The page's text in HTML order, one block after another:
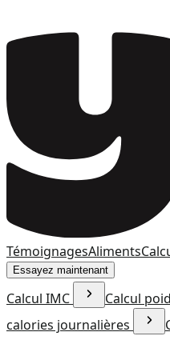
TémoignagesAliments
Essayez maintenant
Calcul IMC Calcul
calories journalières